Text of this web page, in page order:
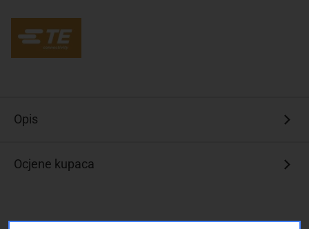
Opis
Ocjene kupaca